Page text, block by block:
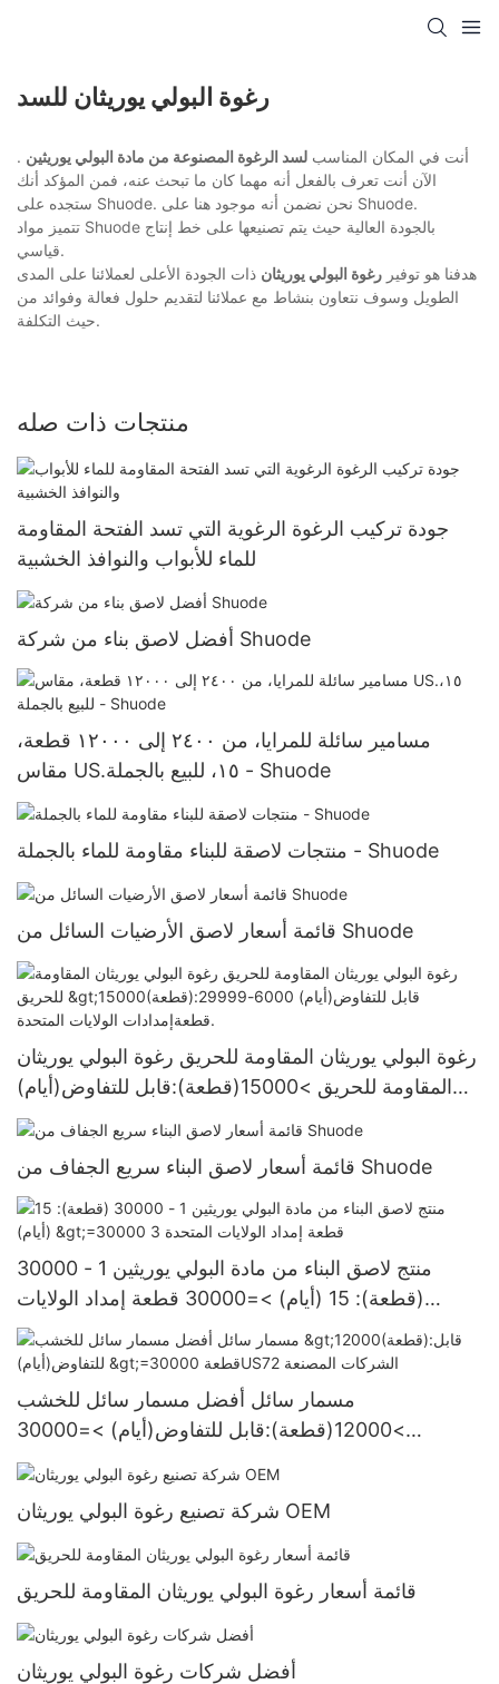
رغوة البولي يوريثان للسد
أنت في المكان المناسب لسد الرغوة المصنوعة من مادة البولي يوريثين .
الآن أنت تعرف بالفعل أنه مهما كان ما تبحث عنه، فمن المؤكد أنك
ستجده على Shuode. نحن نضمن أنه موجود هنا على Shuode.
تتميز مواد Shuode بالجودة العالية حيث يتم تصنيعها على خط إنتاج
قياسي.
هدفنا هو توفير رغوة البولي يوريثان ذات الجودة الأعلى لعملائنا على المدى
الطويل وسوف نتعاون بنشاط مع عملائنا لتقديم حلول فعالة وفوائد من
حيث التكلفة.
منتجات ذات صله
جودة تركيب الرغوة الرغوية التي تسد الفتحة المقاومة
للماء للأبواب والنوافذ الخشبية
أفضل لاصق بناء من شركة Shuode
مسامير سائلة للمرايا، من ٢٤٠٠ إلى ١٢٠٠٠ قطعة،
مقاس US.١٥، للبيع بالجملة - Shuode
منتجات لاصقة للبناء مقاومة للماء بالجملة - Shuode
قائمة أسعار لاصق الأرضيات السائل من Shuode
رغوة البولي يوريثان المقاومة للحريق رغوة البولي يوريثان
المقاومة للحريق >15000(قطعة):قابل للتفاوض(أيام)
قائمة أسعار لاصق البناء سريع الجفاف من Shuode
منتج لاصق البناء من مادة البولي يوريثين 1 - 30000
(قطعة): 15 (أيام) >=30000 قطعة إمداد الولايات
المتحدة 3
مسمار سائل أفضل مسمار سائل للخشب
>12000(قطعة):قابل للتفاوض(أيام) >=30000
شركة تصنيع رغوة البولي يوريثان OEM
قائمة أسعار رغوة البولي يوريثان المقاومة للحريق
أفضل شركات رغوة البولي يوريثان